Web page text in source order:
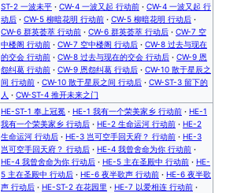
ST-2 一波未平 · CW-4 一波又起 行动前 · CW-4 一波又起 行
动后 · CW-5 柳暗花明 行动前 · CW-5 柳暗花明 行动后 ·
CW-6 群英荟萃 行动前 · CW-6 群英荟萃 行动后 · CW-7 空
中楼阁 行动前 · CW-7 空中楼阁 行动后 · CW-8 过去与现在
的交会 行动前 · CW-8 过去与现在的交会 行动后 · CW-9 恩
怨纠葛 行动前 · CW-9 恩怨纠葛 行动后 · CW-10 散于星辰之
间 行动前 · CW-10 散于星辰之间 行动后 · CW-ST-3 留下的
人 · CW-ST-4 推开未来之门
HE-ST-1 奉上冠冕 · HE-1 我有一个荣美家乡 行动前 · HE-1
我有一个荣美家乡 行动后 · HE-2 生命运河 行动前 · HE-2
生命运河 行动后 · HE-3 岂可空手回天府？ 行动前 · HE-3
岂可空手回天府？ 行动后 · HE-4 我曾舍命为你 行动前 ·
HE-4 我曾舍命为你 行动后 · HE-5 主在圣殿中 行动前 · HE-
5 主在圣殿中 行动后 · HE-6 夜半歌声 行动前 · HE-6 夜半歌
声 行动后 · HE-ST-2 在花园里 · HE-7 以爱相连 行动前 ·